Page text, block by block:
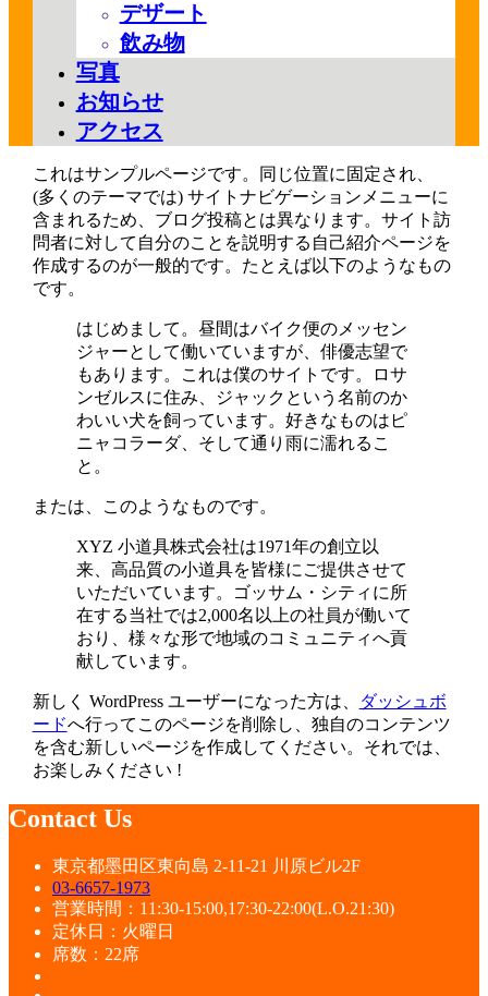
デザート
飲み物
写真
お知らせ
アクセス
これはサンプルページです。同じ位置に固定され、
(多くのテーマでは) サイトナビゲーションメニューに
含まれるため、ブログ投稿とは異なります。サイト訪
問者に対して自分のことを説明する自己紹介ページを
作成するのが一般的です。たとえば以下のようなもの
です。
はじめまして。昼間はバイク便のメッセン
ジャーとして働いていますが、俳優志望で
もあります。これは僕のサイトです。ロサ
ンゼルスに住み、ジャックという名前のか
わいい犬を飼っています。好きなものはピ
ニャコラーダ、そして通り雨に濡れるこ
と。
または、このようなものです。
XYZ 小道具株式会社は1971年の創立以
来、高品質の小道具を皆様にご提供させて
いただいています。ゴッサム・シティに所
在する当社では2,000名以上の社員が働いて
おり、様々な形で地域のコミュニティへ貢
献しています。
新しく WordPress ユーザーになった方は、
ダッシュボ
ードへ行ってこのページを削除し、独自のコンテンツ
を含む新しいページを作成してください。それでは、
お楽しみください !
Contact Us
東京都墨田区東向島 2-11-21 川原ビル2F
03-6657-1973
営業時間：11:30-15:00,17:30-22:00(L.O.21:30)
定休日：火曜日
席数：22席